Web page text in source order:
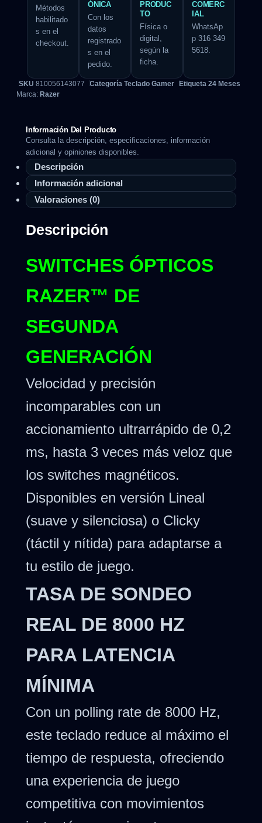
Métodos
habilitado
s en el
checkout.
ÓNICA
Con los
datos
registrado
s en el
pedido.
PRODUC
TO
Física o
digital,
según la
ficha.
COMERC
IAL
WhatsAp
p 316 349
5618.
SKU 810056143077 Categoría Teclado Gamer Etiqueta 24 Meses
Marca: Razer
Información Del Producto
Consulta la descripción, especificaciones, información
adicional y opiniones disponibles.
Descripción
Información adicional
Valoraciones (0)
Descripción
SWITCHES ÓPTICOS
RAZER™ DE
SEGUNDA
GENERACIÓN
Velocidad y precisión
incomparables con un
accionamiento ultrarrápido de 0,2
ms, hasta 3 veces más veloz que
los switches magnéticos.
Disponibles en versión Lineal
(suave y silenciosa) o Clicky
(táctil y nítida) para adaptarse a
tu estilo de juego.
TASA DE SONDEO
REAL DE 8000 HZ
PARA LATENCIA
MÍNIMA
Con un polling rate de 8000 Hz,
este teclado reduce al máximo el
tiempo de respuesta, ofreciendo
una experiencia de juego
competitiva con movimientos